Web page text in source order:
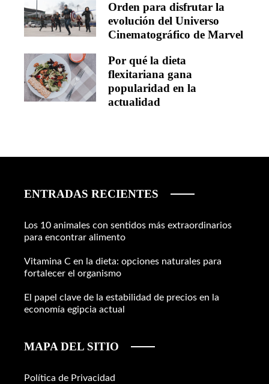
Orden para disfrutar la
evolución del Universo
Cinematográfico de Marvel
Por qué la dieta
flexitariana gana
popularidad en la
actualidad
ENTRADAS RECIENTES
Los 10 animales con sentidos más extraordinarios
para encontrar alimento
Vitamina C en la dieta: opciones naturales para
fortalecer el organismo
El papel clave de la estabilidad de precios en la
economía egipcia actual
MAPA DEL SITIO
Política de Privacidad